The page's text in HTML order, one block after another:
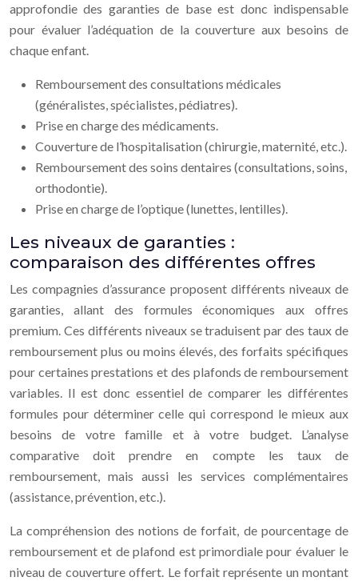
approfondie des garanties de base est donc indispensable
pour évaluer l’adéquation de la couverture aux besoins de
chaque enfant.
Remboursement des consultations médicales
(généralistes, spécialistes, pédiatres).
Prise en charge des médicaments.
Couverture de l’hospitalisation (chirurgie, maternité, etc.).
Remboursement des soins dentaires (consultations, soins,
orthodontie).
Prise en charge de l’optique (lunettes, lentilles).
Les niveaux de garanties :
comparaison des différentes offres
Les compagnies d’assurance proposent différents niveaux de
garanties, allant des formules économiques aux offres
premium. Ces différents niveaux se traduisent par des taux de
remboursement plus ou moins élevés, des forfaits spécifiques
pour certaines prestations et des plafonds de remboursement
variables. Il est donc essentiel de comparer les différentes
formules pour déterminer celle qui correspond le mieux aux
besoins de votre famille et à votre budget. L’analyse
comparative doit prendre en compte les taux de
remboursement, mais aussi les services complémentaires
(assistance, prévention, etc.).
La compréhension des notions de forfait, de pourcentage de
remboursement et de plafond est primordiale pour évaluer le
niveau de couverture offert. Le forfait représente un montant